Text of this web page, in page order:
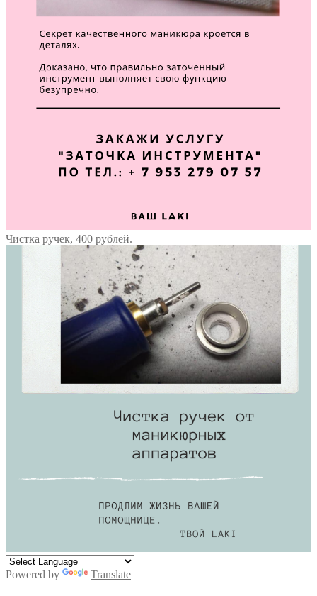
Чистка ручек, 400 рублей.
Powered by Translate